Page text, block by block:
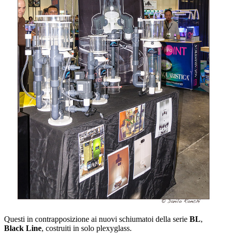
Questi in contrapposizione ai nuovi schiumatoi della serie BL,
Black Line, costruiti in solo plexyglass.